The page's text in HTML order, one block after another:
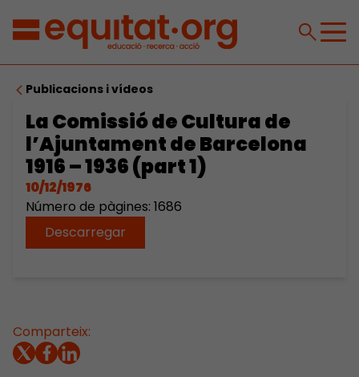
Publicacions i vídeos
La Comissió de Cultura de
l’Ajuntament de Barcelona
1916 – 1936 (part 1)
10/12/1976
Número de pàgines: 1686
Descarregar
Comparteix: